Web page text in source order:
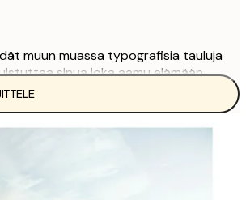
muun muassa typografisia tauluja
sinua joka aamu elämään